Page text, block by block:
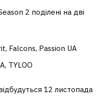
2 поділені на дві
Falcons, Passion UA
TYLOO
12 листопада